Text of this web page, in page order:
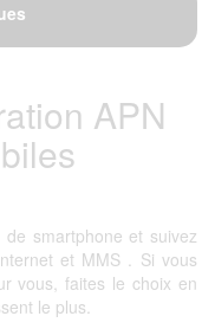
APN
smartphone et suivez
et MMS . Si vous
vous, faites le choix en
le plus.